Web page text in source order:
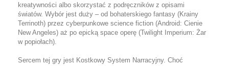
kreatywności albo skorzystać z podręczników z opisami
światów. Wybór jest duży – od bohaterskiego fantasy (Krainy
Terrinoth) przez cyberpunkowe science fiction (Android: Cienie
New Angeles) aż po epicką space operę (Twilight Imperium: Żar
w popiołach).
Sercem tej gry jest Kostkowy System Narracyjny. Choć